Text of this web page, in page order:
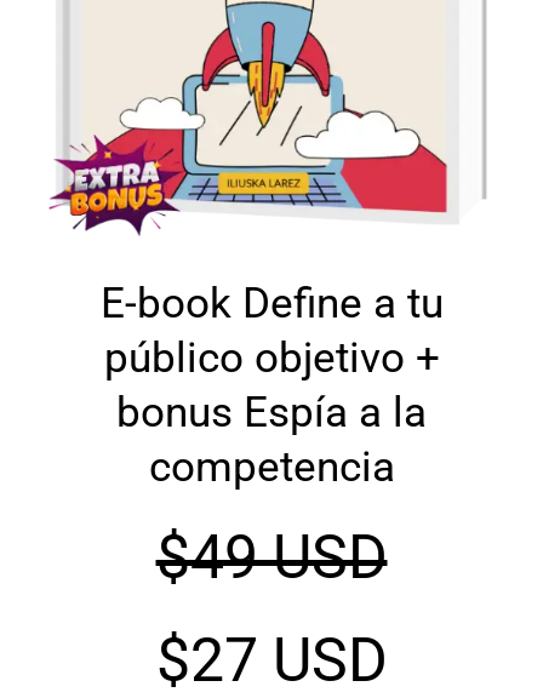
E-book Define a tu
público objetivo +
bonus Espía a la
competencia
$49 USD
$27 USD